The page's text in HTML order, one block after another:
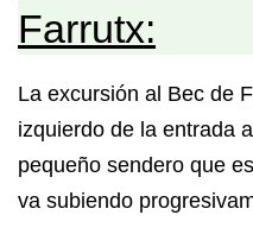
Farrutx:
La excursión al Bec de
izquierdo de la entrada
pequeño sendero que
va subiendo